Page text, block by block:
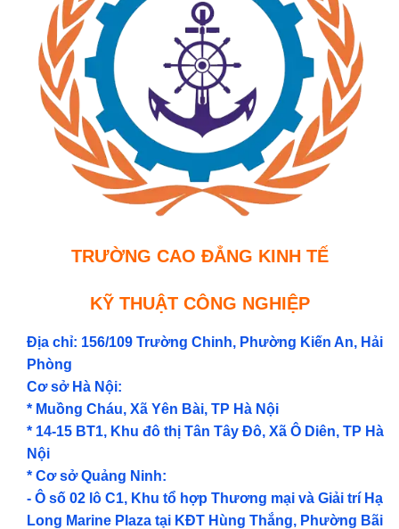
TRƯỜNG CAO ĐẲNG KINH TẾ
KỸ THUẬT CÔNG NGHIỆP
Địa chỉ: 156/109 Trường Chinh, Phường Kiến An, Hải
Phòng
Cơ sở Hà Nội:
* Muồng Cháu, Xã Yên Bài, TP Hà Nội
* 14-15 BT1, Khu đô thị Tân Tây Đô, Xã Ô Diên, TP Hà
Nội
* Cơ sở Quảng Ninh:
- Ô số 02 lô C1, Khu tổ hợp Thương mại và Giải trí Hạ
Long Marine Plaza tại KĐT Hùng Thắng, Phường Bãi